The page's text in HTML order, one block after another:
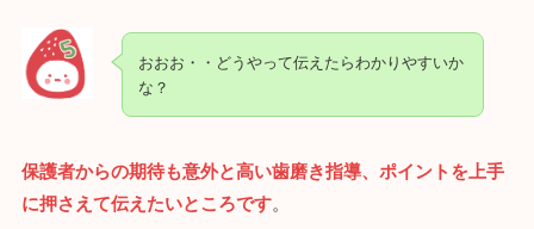
おおお・・どうやって伝えたらわかりやすいか
な？
保護者からの期待も意外と高い歯磨き指導、ポイントを上手
に押さえて伝えたいところです。